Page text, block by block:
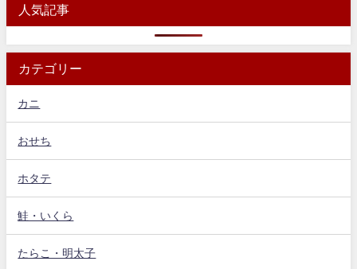
人気記事
カテゴリー
カニ
おせち
ホタテ
鮭・いくら
たらこ・明太子